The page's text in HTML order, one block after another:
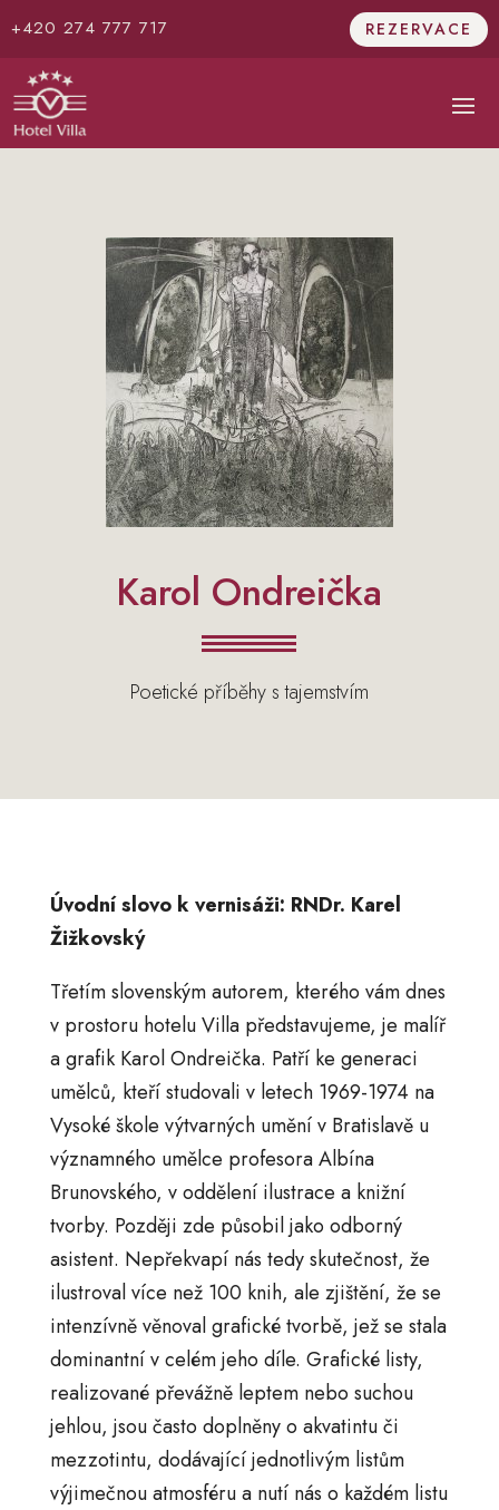
+420 274 777 717 REZERVACE
Karol Ondreička
Poetické příběhy s tajemstvím
Úvodní slovo k vernisáži: RNDr. Karel
Žižkovský
Třetím slovenským autorem, kterého vám dnes
v prostoru hotelu Villa představujeme, je malíř
a grafik Karol Ondreička. Patří ke generaci
umělců, kteří studovali v letech 1969-1974 na
Vysoké škole výtvarných umění v Bratislavě u
významného umělce profesora Albína
Brunovského, v oddělení ilustrace a knižní
tvorby. Později zde působil jako odborný
asistent. Nepřekvapí nás tedy skutečnost, že
ilustroval více než 100 knih, ale zjištění, že se
intenzívně věnoval grafické tvorbě, jež se stala
dominantní v celém jeho díle. Grafické listy,
realizované převážně leptem nebo suchou
jehlou, jsou často doplněny o akvatintu či
mezzotintu, dodávající jednotlivým listům
výjimečnou atmosféru a nutí nás o každém listu